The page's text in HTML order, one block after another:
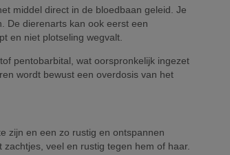
middel direct in de bloedbaan geleid. Je
De dierenarts kan ook eerst een
en niet plotseling wegvalt.
pentobarbital, wat oorspronkelijk ingezet
wordt bewust een overdosis van het
zijn en een zo rustig en ontspannen
veel en rustig tegen hem of haar.